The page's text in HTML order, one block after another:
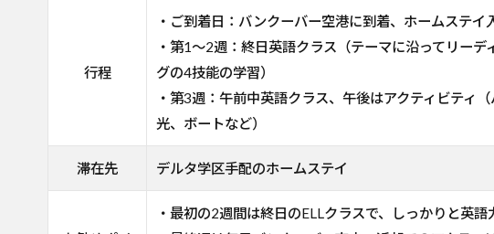
行程
・ご到着日：バンクーバー空港に到着、ホームステイ
・第1～2週：終日英語クラス（テーマに沿ってリー
グの4技能の学習）
・第3週：午前中英語クラス、午後はアクティビティ
光、ボートなど）
滞在先 デルタ学区手配のホームステイ
・最初の2週間は終日のELLクラスで、しっかりと英語